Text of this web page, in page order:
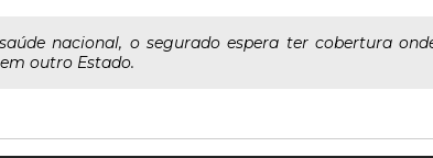
nacional, o segurado espera ter cobertura
outro Estado.